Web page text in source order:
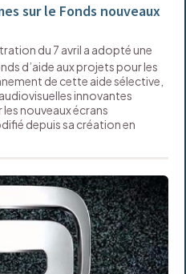
sur le Fonds nouveaux
du 7 avril a adopté une
d’aide aux projets pour les
de cette aide sélective,
innovantes
nouveaux écrans
depuis sa création en